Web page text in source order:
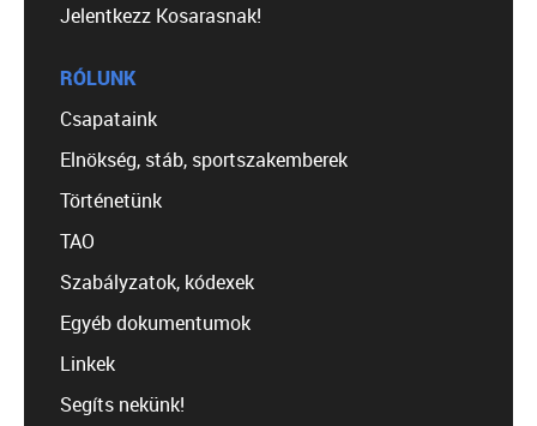
Jelentkezz Kosarasnak!
RÓLUNK
Csapataink
Elnökség, stáb, sportszakemberek
Történetünk
TAO
Szabályzatok, kódexek
Egyéb dokumentumok
Linkek
Segíts nekünk!